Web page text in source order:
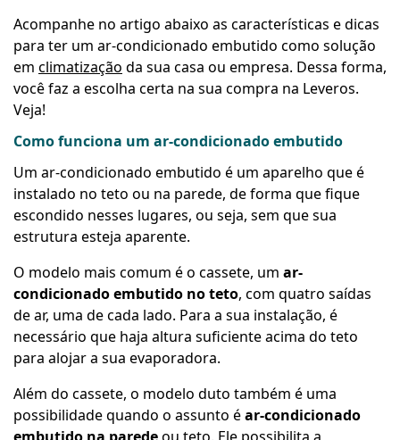
Acompanhe no artigo abaixo as características e dicas
para ter um ar-condicionado embutido como solução
em climatização da sua casa ou empresa. Dessa forma,
você faz a escolha certa na sua compra na Leveros.
Veja!
Como funciona um ar-condicionado embutido
Um ar-condicionado embutido é um aparelho que é
instalado no teto ou na parede, de forma que fique
escondido nesses lugares, ou seja, sem que sua
estrutura esteja aparente.
O modelo mais comum é o cassete, um ar-
condicionado embutido no teto, com quatro saídas
de ar, uma de cada lado. Para a sua instalação, é
necessário que haja altura suficiente acima do teto
para alojar a sua evaporadora.
Além do cassete, o modelo duto também é uma
possibilidade quando o assunto éar-condicionado